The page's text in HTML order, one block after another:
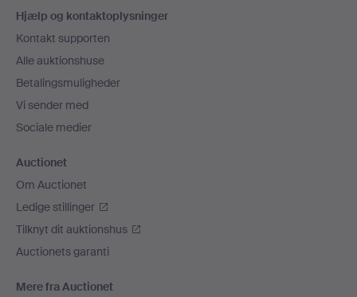
Hjælp og kontaktoplysninger
Kontakt supporten
Alle auktionshuse
Betalingsmuligheder
Vi sender med
Sociale medier
Auctionet
Om Auctionet
Ledige stillinger
Tilknyt dit auktionshus
Auctionets garanti
Mere fra Auctionet